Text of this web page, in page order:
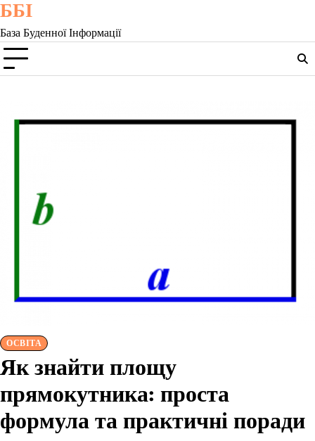
Skip
content
ББІ
База Буденної Інформації
ОСВІТА
Як знайти площу
прямокутника: проста
формула та практичні поради